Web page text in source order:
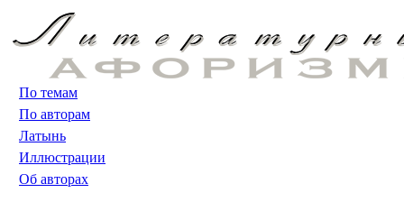
По темам
По авторам
Латынь
Иллюстрации
Об авторах